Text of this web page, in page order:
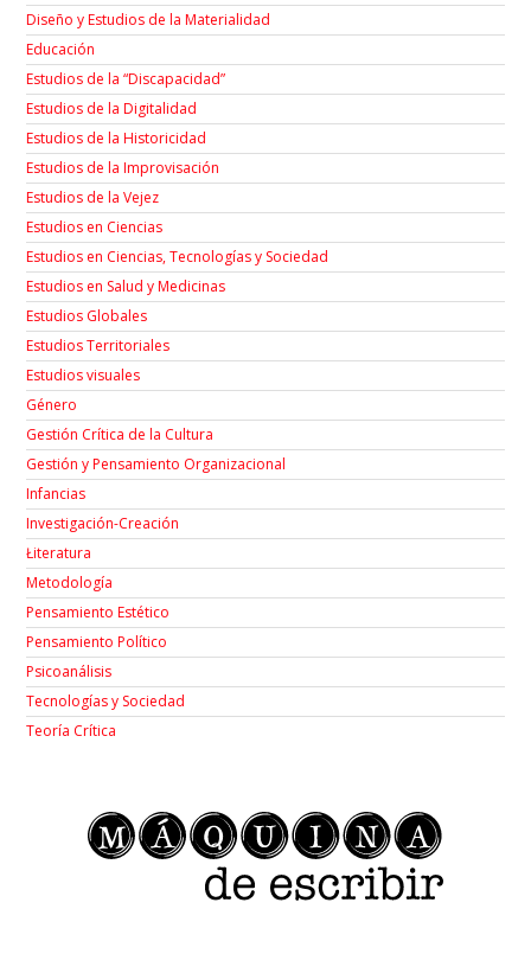
Diseño y Estudios de la Materialidad
Educación
Estudios de la “Discapacidad”
Estudios de la Digitalidad
Estudios de la Historicidad
Estudios de la Improvisación
Estudios de la Vejez
Estudios en Ciencias
Estudios en Ciencias, Tecnologías y Sociedad
Estudios en Salud y Medicinas
Estudios Globales
Estudios Territoriales
Estudios visuales
Género
Gestión Crítica de la Cultura
Gestión y Pensamiento Organizacional
Infancias
Investigación-Creación
Łiteratura
Metodología
Pensamiento Estético
Pensamiento Político
Psicoanálisis
Tecnologías y Sociedad
Teoría Crítica